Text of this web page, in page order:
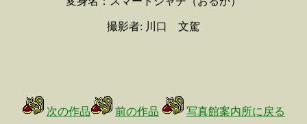
撮影者: 川口 文駕
次の作品 前の作品 写真館案内所に戻る